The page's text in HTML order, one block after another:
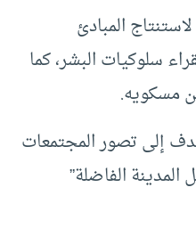
المبادئ
سلوكيات البشر، كما
مسكويه.
إلى تصور المجتمعات
المدينة الفاضلة”